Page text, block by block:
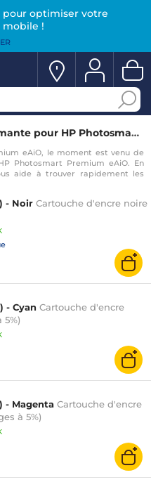
pour optimiser votre
!
Cartouche imprimante pour HP Photosmart Premium eAiO
eAiO, le moment est venu de
Photosmart Premium eAiO. En
aide à trouver rapidement les
- Noir Cartouche d'encre noire
- Cyan Cartouche d'encre
- Magenta Cartouche d'encre
à 5%)